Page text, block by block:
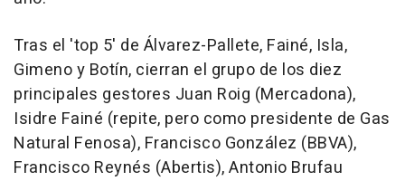
Tras el 'top 5' de Álvarez-Pallete, Fainé, Isla,
Gimeno y Botín, cierran el grupo de los diez
principales gestores Juan Roig (Mercadona),
Isidre Fainé (repite, pero como presidente de Gas
Natural Fenosa), Francisco González (BBVA),
Francisco Reynés (Abertis), Antonio Brufau